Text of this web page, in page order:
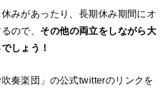
みがあったり、長期休み期間にオ
ので、 その他の両立をしながら大
しょう！
奏楽団」の公式twitterのリンクを